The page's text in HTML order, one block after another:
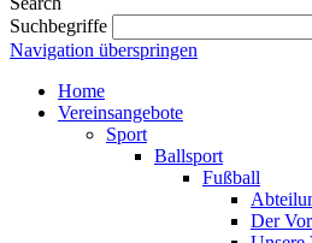
Suchbegriffe
Navigation überspringen
Home
Vereinsangebote
Sport
Ballsport
Fußball
Der